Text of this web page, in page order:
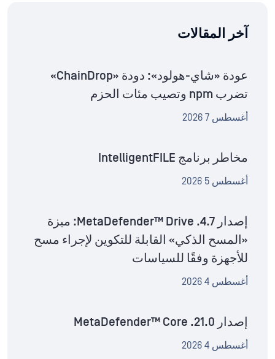
آخر المقالات
عودة «شاي-هولود»: دودة «ChainDrop»
تضرب npm وتصيب مئات الحزم
أغسطس 7 2026
مخاطر برنامج IntelligentFILE
أغسطس 5 2026
إصدار MetaDefender™ Drive .4.7: ميزة
«المسح الذكي» القابلة للتكوين لإجراء مسح
للأجهزة وفقًا للسياسات
أغسطس 4 2026
إصدار MetaDefender™ Core .21.0
أغسطس 4 2026